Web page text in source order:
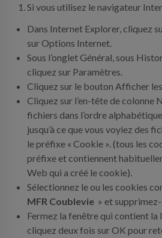
Si vous utilisez le navigateur
Dans Internet Explorer, cliquez
sur Options Internet.
Sous l’onglet Général, sous
cliquez sur Paramètres.
Cliquez sur le bouton Afficher
Cliquez sur l’en-tête de colonne
fichiers dans l’ordre
jusqu’à ce que vous voyiez des
le préfixe « Cookie ». (tous les
préfixe et contiennent
Web qui a créé le cookie).
Sélectionnez le ou les cookies
MFR Coublevie » et supprimez-
Fermez la fenêtre qui contient la
cliquez deux fois sur OK pour